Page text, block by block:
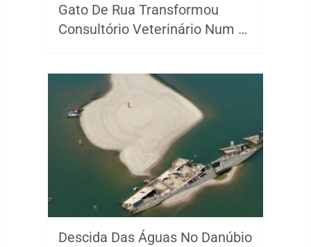
Gato De Rua Transformou
Consultório Veterinário Num …
Descida Das Águas No Danúbio